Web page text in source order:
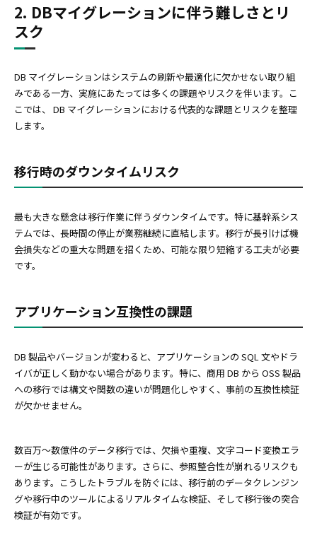
2. DBマイグレーションに伴う難しさとリ
スク
DB マイグレーションはシステムの刷新や最適化に欠かせない取り組
みである一方、実施にあたっては多くの課題やリスクを伴います。こ
こでは、 DB マイグレーションにおける代表的な課題とリスクを整理
します。
移行時のダウンタイムリスク
最も大きな懸念は移行作業に伴うダウンタイムです。特に基幹系シス
テムでは、長時間の停止が業務継続に直結します。移行が長引けば機
会損失などの重大な問題を招くため、可能な限り短縮する工夫が必要
です。
アプリケーション互換性の課題
DB 製品やバージョンが変わると、アプリケーションの SQL 文やドラ
イバが正しく動かない場合があります。特に、商用 DB から OSS 製品
への移行では構文や関数の違いが問題化しやすく、事前の互換性検証
が欠かせません。
数百万〜数億件のデータ移行では、欠損や重複、文字コード変換エラ
ーが生じる可能性があります。さらに、参照整合性が崩れるリスクも
あります。こうしたトラブルを防ぐには、移行前のデータクレンジン
グや移行中のツールによるリアルタイムな検証、そして移行後の突合
検証が有効です。